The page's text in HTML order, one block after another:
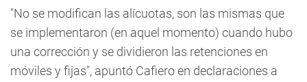
"No se modifican las alícuotas, son las mismas que
se implementaron (en aquel momento) cuando hubo
una corrección y se dividieron las retenciones en
móviles y fijas", apuntó Cafiero en declaraciones a